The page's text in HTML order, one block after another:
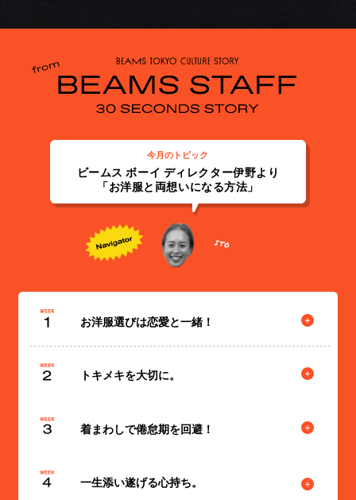
今月のトピック
ビームス ボーイ ディレクター伊野より
「お洋服と両想いになる方法」
お洋服選びは恋愛と一緒！
だのお洋服以上の存在になります。それは、自分の欠点を補
愛しい存在。365日一緒にいるお洋服。どうせなら両想いの方
が良いですよね。
トキメキを大切に。
たお洋服は、永く付き合えます。倦怠期があっても、また必ず
けで別れようとは誰も思わない。迷ったら一度検討し、数日頭
から離れない場合は即ゲット！間に合わなかった時はご縁がな
着まわしで倦怠期を回避！
ドキドキを得る。スタイリングの試行錯誤を楽しめたなら、お
一生添い遂げる心持ち。